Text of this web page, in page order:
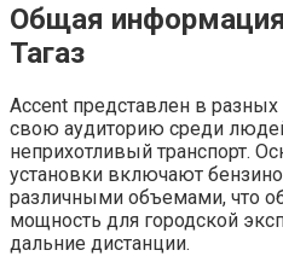
Общая
Тагаз
Accent представлен в
свою аудиторию среди
неприхотливый транспорт.
установки включают
различными объемами, что
мощность для городской
дальние дистанции.